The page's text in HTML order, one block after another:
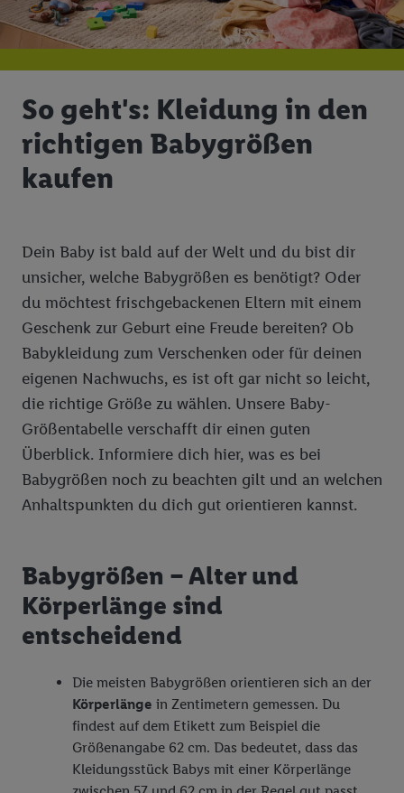
So geht's: Kleidung in den
richtigen Babygrößen
kaufen
Dein Baby ist bald auf der Welt und du bist dir
unsicher, welche Babygrößen es benötigt? Oder
du möchtest frischgebackenen Eltern mit einem
Geschenk zur Geburt eine Freude bereiten? Ob
Babykleidung zum Verschenken oder für deinen
eigenen Nachwuchs, es ist oft gar nicht so leicht,
die richtige Größe zu wählen. Unsere Baby-
Größentabelle verschafft dir einen guten
Überblick. Informiere dich hier, was es bei
Babygrößen noch zu beachten gilt und an welchen
Anhaltspunkten du dich gut orientieren kannst.
Babygrößen – Alter und
Körperlänge sind
entscheidend
Die meisten Babygrößen orientieren sich an der
Körperlänge in Zentimetern gemessen. Du
findest auf dem Etikett zum Beispiel die
Größenangabe 62 cm. Das bedeutet, dass das
Kleidungsstück Babys mit einer Körperlänge